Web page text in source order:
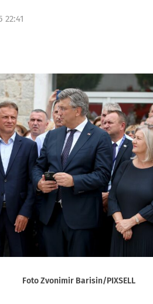
22:41
Foto Zvonimir Barisin/PIXSELL